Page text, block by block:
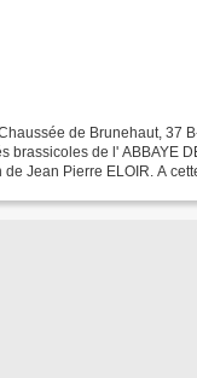
de Brunehaut, 37
brassicoles de l' ABBAYE
Jean Pierre ELOIR. A